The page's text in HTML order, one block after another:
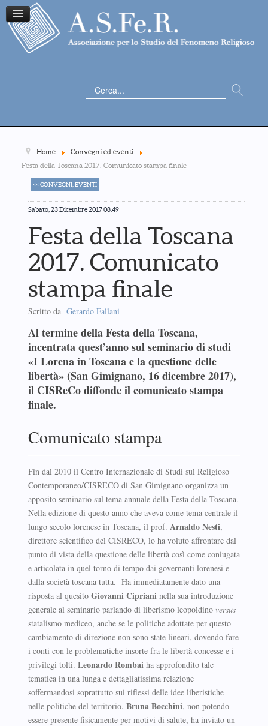
Cerca...
Home
Convegni ed eventi
Festa della Toscana 2017. Comunicato stampa finale
<< CONVEGNI, EVENTI
Sabato, 23 Dicembre 2017 08:49
Festa della Toscana
2017. Comunicato
stampa finale
Scritto da Gerardo Fallani
Al termine della Festa della Toscana,
incentrata quest’anno sul seminario di studi
«I Lorena in Toscana e la questione delle
libertà» (San Gimignano, 16 dicembre 2017),
il CISReCo diffonde il comunicato stampa
finale.
Comunicato stampa
Fin dal 2010 il Centro Internazionale di Studi sul Religioso
Contemporaneo/CISRECO di San Gimignano organizza un
apposito seminario sul tema annuale della Festa della Toscana.
Nella edizione di questo anno che aveva come tema centrale il
lungo secolo lorenese in Toscana, il prof. Arnaldo Nesti,
direttore scientifico del CISRECO, lo ha voluto affrontare dal
punto di vista della questione delle libertà così come coniugata
e articolata in quel torno di tempo dai governanti lorenesi e
dalla società toscana tutta. Ha immediatamente dato una
risposta al quesito Giovanni Cipriani nella sua introduzione
generale al seminario parlando di liberismo leopoldino versus
statalismo mediceo, anche se le politiche adottate per questo
cambiamento di direzione non sono state lineari, dovendo fare
i conti con le problematiche insorte fra le libertà concesse e i
privilegi tolti. Leonardo Rombai ha approfondito tale
tematica in una lunga e dettagliatissima relazione
soffermandosi soprattutto sui riflessi delle idee liberistiche
nelle politiche del territorio. Bruna Bocchini, non potendo
essere presente fisicamente per motivi di salute, ha inviato un